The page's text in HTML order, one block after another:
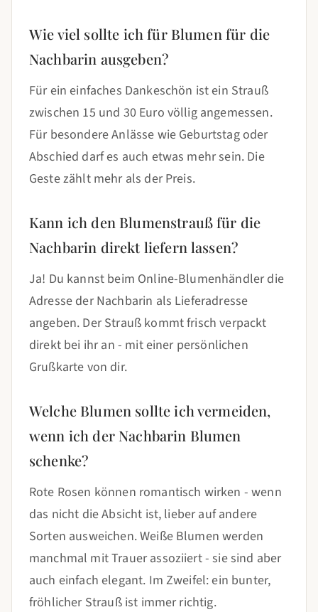
Wie viel sollte ich für Blumen für die
Nachbarin ausgeben?
Für ein einfaches Dankeschön ist ein Strauß
zwischen 15 und 30 Euro völlig angemessen.
Für besondere Anlässe wie Geburtstag oder
Abschied darf es auch etwas mehr sein. Die
Geste zählt mehr als der Preis.
Kann ich den Blumenstrauß für die
Nachbarin direkt liefern lassen?
Ja! Du kannst beim Online-Blumenhändler die
Adresse der Nachbarin als Lieferadresse
angeben. Der Strauß kommt frisch verpackt
direkt bei ihr an - mit einer persönlichen
Grußkarte von dir.
Welche Blumen sollte ich vermeiden,
wenn ich der Nachbarin Blumen
schenke?
Rote Rosen können romantisch wirken - wenn
das nicht die Absicht ist, lieber auf andere
Sorten ausweichen. Weiße Blumen werden
manchmal mit Trauer assoziiert - sie sind aber
auch einfach elegant. Im Zweifel: ein bunter,
fröhlicher Strauß ist immer richtig.